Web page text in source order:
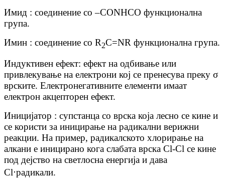
Имид : соединение со –CONHCO функционална
група.
Имин : соединение со R2C=NR функционална група.
Индуктивен ефект: ефект на одбивање или
привлекување на електрони кој се пренесува преку σ
врските. Електронегативните елементи имаат
електрон акцепторен ефект.
Иницијатор : супстанца со врска која лесно се кине и
се користи за иницирање на радикални верижни
реакции. На пример, радикалското хлорирање на
алкани е иницирано кога слабата врска Cl-Cl се кине
под дејство на светлосна енергија и дава
Cl⋅радикали.